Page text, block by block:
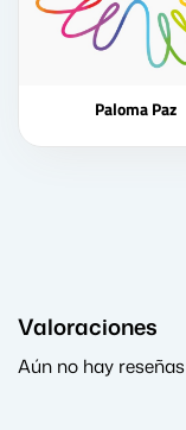
Paloma Paz
Valoraciones
Aún no hay reseñas